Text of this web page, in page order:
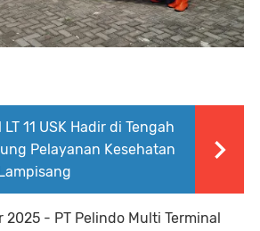
LT 11 USK Hadir di Tengah
Pelayanan Kesehatan
2025 - PT Pelindo Multi Terminal